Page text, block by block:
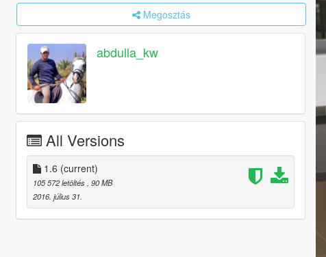
Megosztás
abdulla_kw
All Versions
1.6 (current)
105 572 letöltés , 90 MB
2016. július 31.